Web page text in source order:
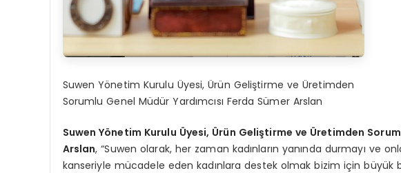
Suwen Yönetim Kurulu Üyesi, Ürün Geliştirme ve Üretimden
Sorumlu Genel Müdür Yardımcısı Ferda Sümer Arslan
Suwen Yönetim Kurulu Üyesi, Ürün Geliştirme ve Üretimden
Arslan, “Suwen olarak, her zaman kadınların yanında durmayı ve
kanseriyle mücadele eden kadınlara destek olmak bizim için büyük